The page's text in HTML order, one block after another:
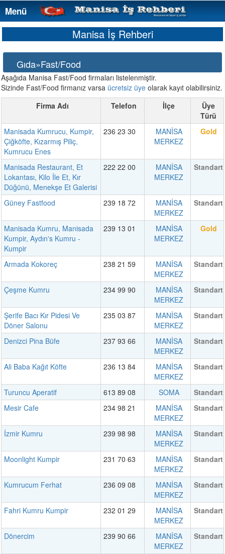
Menü
Menü
Manisa İş Rehberi
Gıda»Fast/Food
Aşağıda Manisa Fast/Food firmaları listelenmiştir.
Sizinde Fast/Food firmanız varsa ücretsiz üye olarak kayıt olabilirsiniz.
Firma Adı
Telefon İlçe
Üye
Türü
Manisada Kumrucu, Kumpir,
Çiğköfte, Kızarmış Piliç,
Kumrucu Enes
236 23 30
MANİSA
MERKEZ
Gold
Manisada Restaurant, Et
Lokantası, Kilo İle Et, Kır
Düğünü, Menekşe Et Galerisi
222 22 00
MANİSA
MERKEZ
Standart
Güney Fastfood 239 18 72
MANİSA
MERKEZ
Standart
Manisada Kumru, Manisada
Kumpir, Aydın's Kumru -
Kumpir
239 13 01
MANİSA
MERKEZ
Gold
Armada Kokoreç 238 21 59
MANİSA
MERKEZ
Standart
Çeşme Kumru 234 99 90
MANİSA
MERKEZ
Standart
Şerife Bacı Kır Pidesi Ve
Döner Salonu
235 03 87
MANİSA
MERKEZ
Standart
Denizci Pina Büfe 237 93 66
MANİSA
MERKEZ
Standart
Ali Baba Kağıt Köfte 236 13 84
MANİSA
MERKEZ
Standart
Turuncu Aperatif 613 89 08 SOMA
Standart
Mesir Cafe
234 98 21
MANİSA
MERKEZ
Standart
İzmir Kumru 239 98 98
MANİSA
MERKEZ
Standart
Moonlight Kumpir 231 70 63
MANİSA
MERKEZ
Standart
Kumrucum Ferhat 236 09 08
MANİSA
MERKEZ
Standart
Fahri Kumru Kumpir 232 01 29
MANİSA
MERKEZ
Standart
Dönercim 239 90 66
MANİSA
MERKEZ
Standart